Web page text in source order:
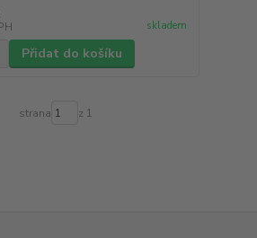
skladem
Přidat do košíku
strana z 1